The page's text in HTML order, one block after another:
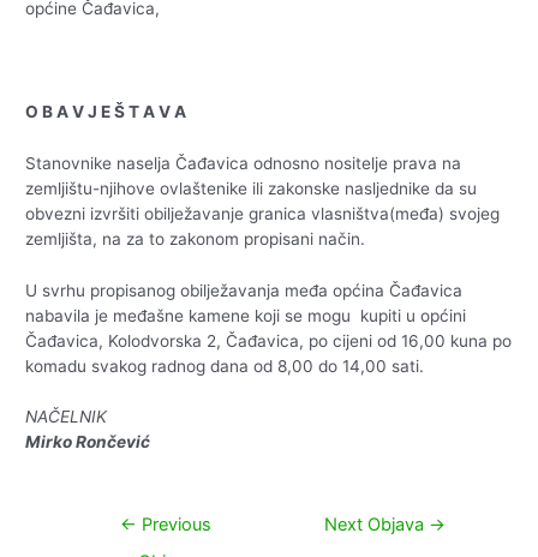
općine Čađavica,
O B A V J E Š T A V A
Stanovnike naselja Čađavica odnosno nositelje prava na
zemljištu-njihove ovlaštenike ili zakonske nasljednike da su
obvezni izvršiti obilježavanje granica vlasništva(međa) svojeg
zemljišta, na za to zakonom propisani način.
U svrhu propisanog obilježavanja međa općina Čađavica
nabavila je međašne kamene koji se mogu kupiti u općini
Čađavica, Kolodvorska 2, Čađavica, po cijeni od 16,00 kuna po
komadu svakog radnog dana od 8,00 do 14,00 sati.
NAČELNIK
Mirko Rončević
Navigacija
← Previous
Next Objava →